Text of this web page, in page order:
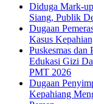
Diduga Mark-
Siang, Publik
Dugaan
Kasus
Puskesmas
Edukasi Gizi
PMT 2026
Dugaan
Kepahiang